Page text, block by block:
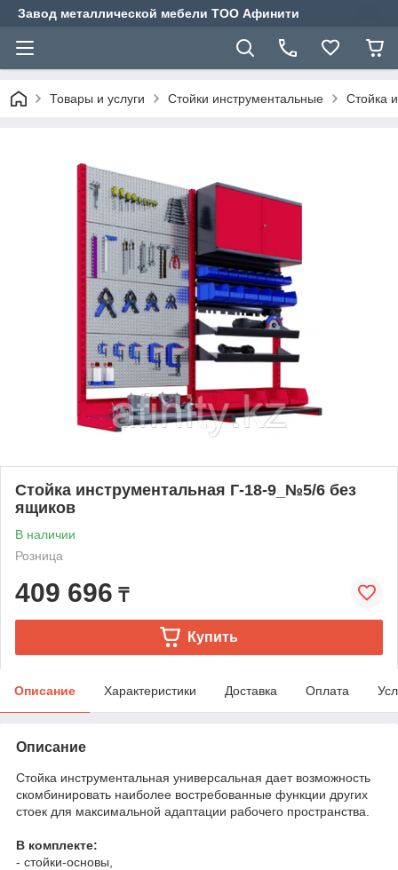
Завод металлической мебели ТОО Афинити
Товары и услуги Стойки инструментальные Стойка
Стойка инструментальная Г-18-9_№5/6 без
ящиков
В наличии
Розница
409 696 ₸
Купить
Описание Характеристики Доставка Оплата
Описание
Стойка инструментальная универсальная дает возможность
скомбинировать наиболее востребованные функции других
стоек для максимальной адаптации рабочего пространства.
В комплекте:
- стойки-основы,